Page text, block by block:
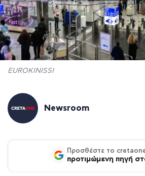
EUROKINISSI
Newsroom
Προσθέστε το
προτιμώμενη πηγή